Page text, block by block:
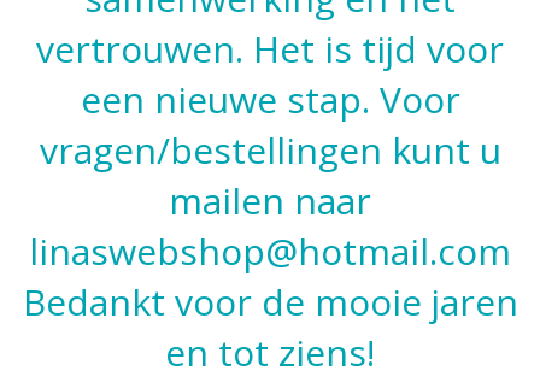
vertrouwen. Het is tijd voor
een nieuwe stap. Voor
vragen/bestellingen kunt u
mailen naar
linaswebshop@hotmail.com
Bedankt voor de mooie jaren
en tot ziens!